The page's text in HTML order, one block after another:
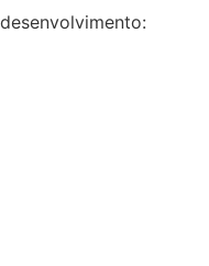
desenvolvimento: